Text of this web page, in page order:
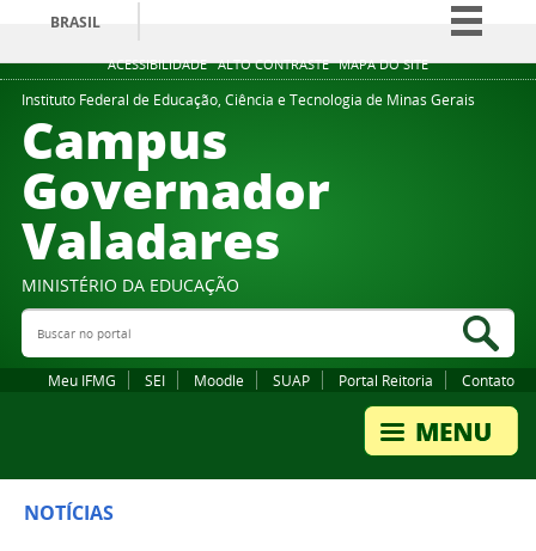
ACESSIBILIDADE ALTO CONTRASTE MAPA DO SITE
BRASIL
Simplifique!
Comunica BR
Instituto Federal de Educação, Ciência e Tecnologia de Minas Gerais
Campus
Governador
Valadares
MINISTÉRIO DA EDUCAÇÃO
Buscar no portal
Meu IFMG SEI Moodle SUAP Portal Reitoria Contato
NOTÍCIAS